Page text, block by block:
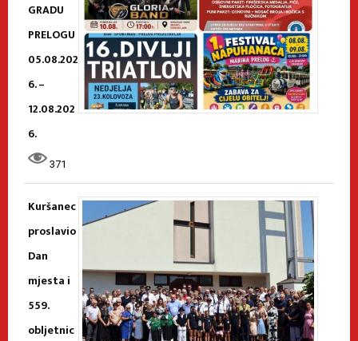
GRADU
PRELOGU
05.08.202
6. –
12.08.202
6.
371
Kuršanec
proslavio
Dan
mjesta i
559.
obljetnic